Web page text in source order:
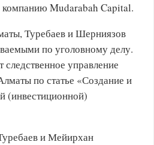
компанию Mudarabah Capital.
Туребаев и Шерниязов
по уголовному делу.
следственное управление
по статье «Создание и
(инвестиционной)
и Мейирхан